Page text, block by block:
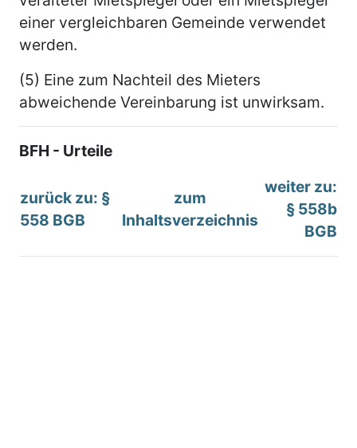
einer vergleichbaren Gemeinde verwendet
werden.
(5) Eine zum Nachteil des Mieters
abweichende Vereinbarung ist unwirksam.
BFH - Urteile
zurück zu: §
558 BGB
zum
Inhaltsverzeichnis
weiter zu:
§ 558b
BGB